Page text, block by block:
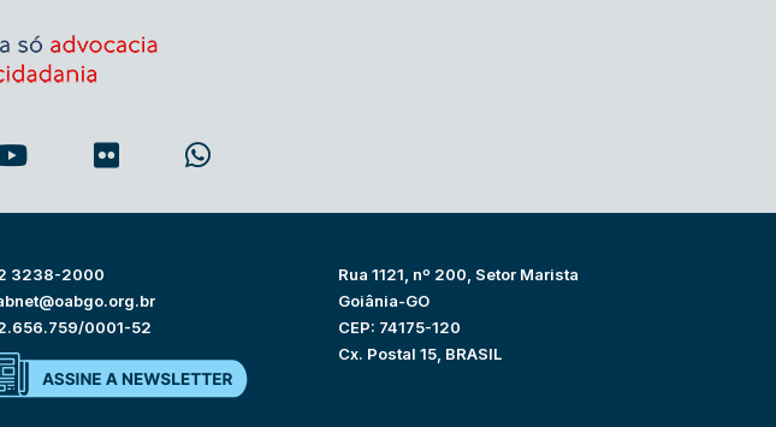
3238-2000
0001-52
Rua 1121, nº 200, Setor Marista
Goiânia-GO
CEP: 74175-120
Cx. Postal 15, BRASIL